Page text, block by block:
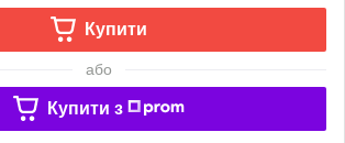
Купити
або
Купити з